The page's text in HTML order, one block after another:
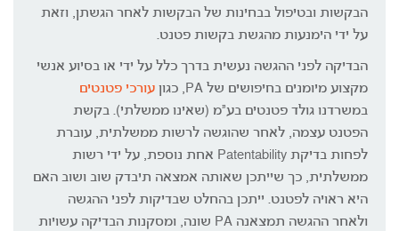
הבקשות ובטיפול בבחינות של הבקשות לאחר הגשתן, וזאת
על ידי הימנעות מהגשת בקשות פטנט.
הבדיקה לפני ההגשה נעשית בדרך כלל על ידי או בסיוע אנשי
מקצוע מיומנים בחיפושים של PA, כגון
עורכי פטנטים
במשרדנו גולד פטנטים בע"מ (שאינו ממשלתי). בקשת
הפטנט עצמה, לאחר שהוגשה לרשות ממשלתית, עוברת
לפחות בדיקת Patentability אחת נוספת, על ידי רשות
ממשלתית, כך שייתכן שאותה אמצאה תיבדק שוב ושוב האם
היא ראויה לפטנט. ייתכן בהחלט שבדיקות לפני ההגשה
ולאחר ההגשה תמצאנה PA שונה, ומסקנות הבדיקה עשויות